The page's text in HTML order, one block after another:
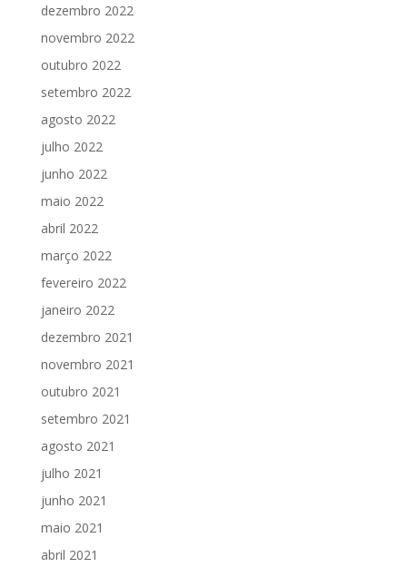
dezembro 2022
novembro 2022
outubro 2022
setembro 2022
agosto 2022
julho 2022
junho 2022
maio 2022
abril 2022
março 2022
fevereiro 2022
janeiro 2022
dezembro 2021
novembro 2021
outubro 2021
setembro 2021
agosto 2021
julho 2021
junho 2021
maio 2021
abril 2021